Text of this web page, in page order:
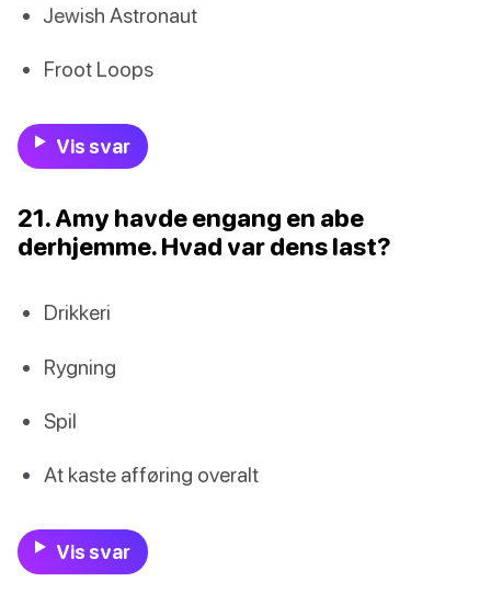
Jewish Astronaut
Froot Loops
Vis svar
21. Amy havde engang en abe
derhjemme. Hvad var dens last?
Drikkeri
Rygning
Spil
At kaste afføring overalt
Vis svar